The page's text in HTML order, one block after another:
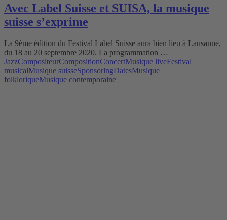
Avec Label Suisse et SUISA, la musique
suisse s’exprime
La 9ème édition du Festival Label Suisse aura bien lieu à Lausanne,
du 18 au 20 septembre 2020. La programmation …
JazzCompositeurCompositionConcertMusique liveFestival
musicalMusique suisseSponsoringDatesMusique
folkloriqueMusique contemporaine